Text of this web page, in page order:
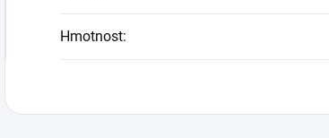
Hmotnost: